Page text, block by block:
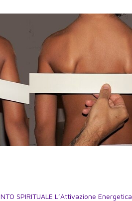
SPIRITUALE L’Attivazione Energetica